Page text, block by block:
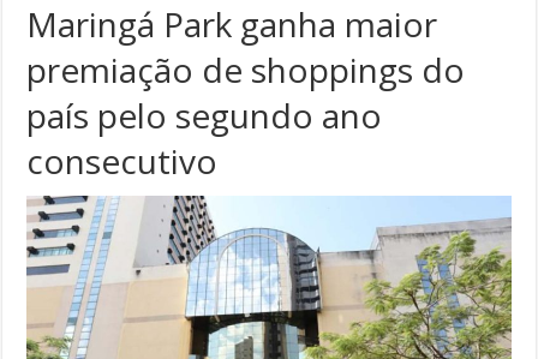
Maringá Park ganha maior
premiação de shoppings do
país pelo segundo ano
consecutivo